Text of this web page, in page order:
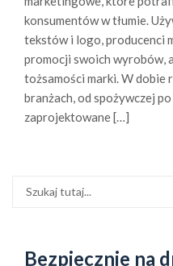
y
konsumentów w tłumie.
tekstów i logo, producenci
promocji swoich wyrobów,
tożsamości marki. W dobie
branżach, od spożywczej
zaprojektowane […]
Bezpiecznie na